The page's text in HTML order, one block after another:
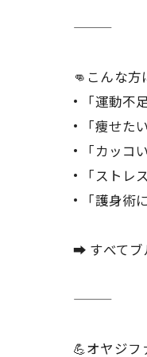
👊こんな方
• 「運動不
• 「痩せた
• 「カッコ
• 「ストレ
• 「護身術
➡ すべてブ
💪オヤジフ